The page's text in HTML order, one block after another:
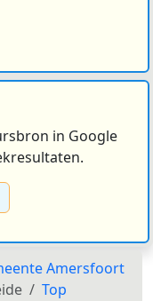
in Google
Amersfoort
Top